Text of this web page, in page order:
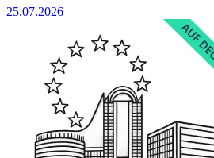
25.07.2026